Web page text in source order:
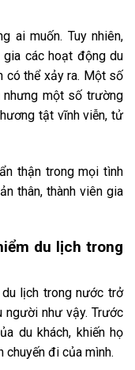
ai muốn. Tuy nhiên,
các hoạt động du
có thể xảy ra. Một số
một số trường
tật vĩnh viễn, tử
thận trong mọi tình
thân, thành viên gia
du lịch trong
du lịch trong nước trở
người như vậy. Trước
du khách, khiến họ
chuyến đi của mình.